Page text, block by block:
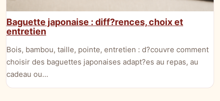
Baguette japonaise : diff?rences, choix et
entretien
Bois, bambou, taille, pointe, entretien : d?couvre comment
choisir des baguettes japonaises adapt?es au repas, au
cadeau ou…